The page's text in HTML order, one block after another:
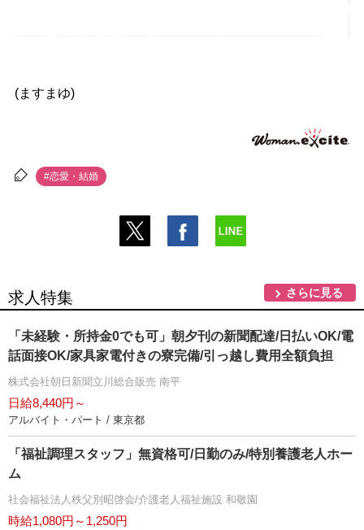
(ますまゆ)
#恋愛・結婚
求人特集 さらに見る
「未経験・所持金0でも可」朝夕刊の新聞配達/日払いOK/電
話面接OK/家具家電付きの寮完備/引っ越し費用全額負担
株式会社朝日新聞立川総合販売 南平
日給8,440円～
アルバイト・パート / 東京都
「福祉調理スタッフ」無資格可/日勤のみ/特別養護老人ホー
ム
社会福祉法人秩父別昭啓会/介護老人福祉施設 和敬園
時給1,080円～1,250円